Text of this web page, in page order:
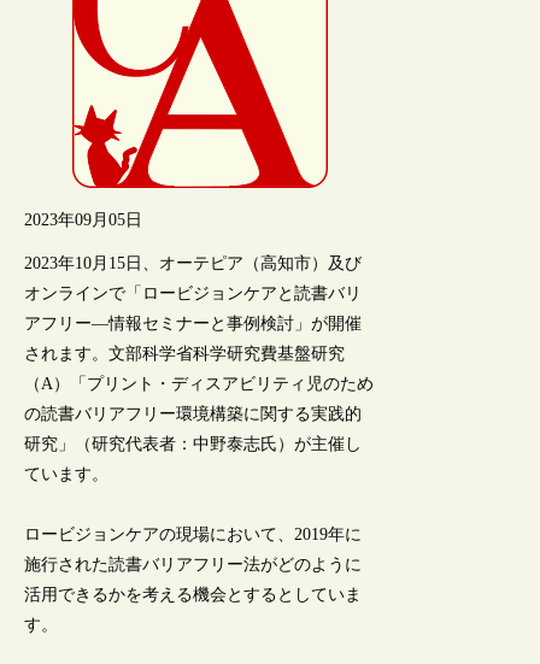
2023年09月05日
2023年10月15日、オーテピア（高知市）及び
オンラインで「ロービジョンケアと読書バリ
アフリー―情報セミナーと事例検討」が開催
されます。文部科学省科学研究費基盤研究
（A）「プリント・ディスアビリティ児のため
の読書バリアフリー環境構築に関する実践的
研究」（研究代表者：中野泰志氏）が主催し
ています。
ロービジョンケアの現場において、2019年に
施行された読書バリアフリー法がどのように
活用できるかを考える機会とするとしていま
す。